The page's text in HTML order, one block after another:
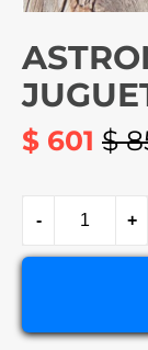
$ 601 $
Precio
+
-